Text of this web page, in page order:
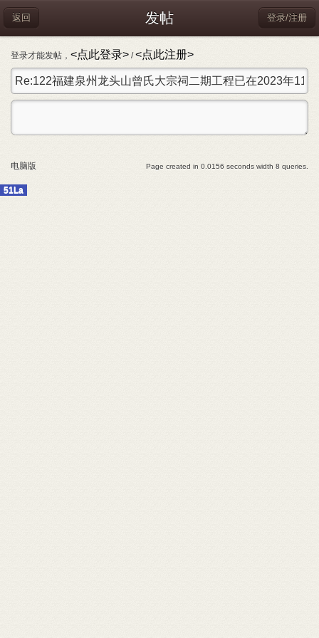
发帖
返回 登录/注册
登录才能发帖， <点此登录> /<点此注册>
电脑版 Page created in 0.0156 seconds width 8 queries.
51La